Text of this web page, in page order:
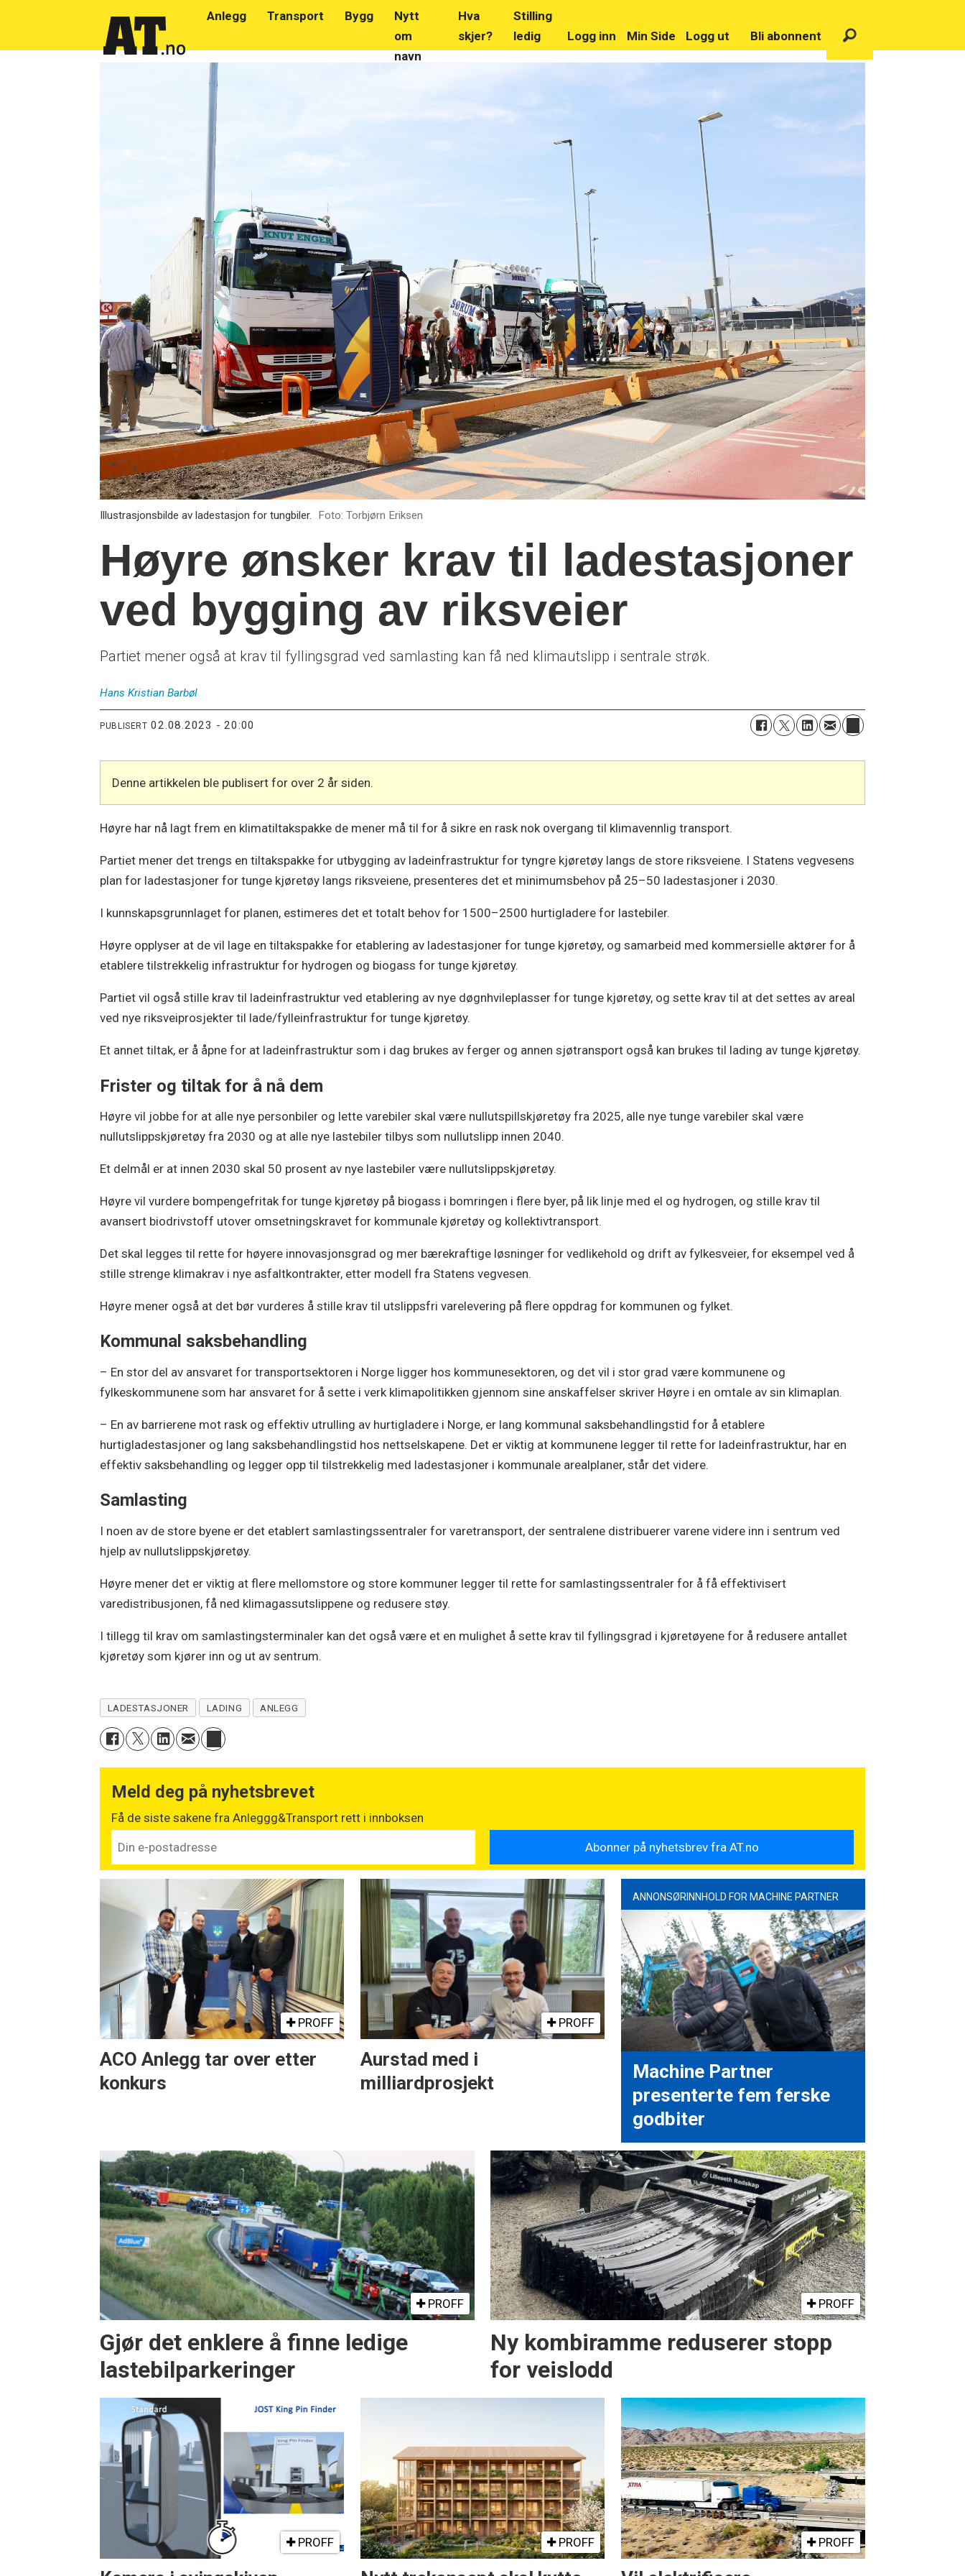
Anlegg Transport Bygg
Nytt
om
navn
Hva
skjer?
Stilling
ledig
Logg inn Min Side Logg ut Bli abonnent
Illustrasjonsbilde av ladestasjon for tungbiler. Foto: Torbjørn Eriksen
Høyre ønsker krav til ladestasjoner
ved bygging av riksveier
Partiet mener også at krav til fyllingsgrad ved samlasting kan få ned klimautslipp i sentrale strøk.
Hans Kristian Barbøl
PUBLISERT 02.08.2023 - 20:00
Denne artikkelen ble publisert for over 2 år siden.
Høyre har nå lagt frem en klimatiltakspakke de mener må til for å sikre en rask nok overgang til klimavennlig transport.
Partiet mener det trengs en tiltakspakke for utbygging av ladeinfrastruktur for tyngre kjøretøy langs de store riksveiene. I Statens vegvesens
plan for ladestasjoner for tunge kjøretøy langs riksveiene, presenteres det et minimumsbehov på 25–50 ladestasjoner i 2030.
I kunnskapsgrunnlaget for planen, estimeres det et totalt behov for 1500–2500 hurtigladere for lastebiler.
Høyre opplyser at de vil lage en tiltakspakke for etablering av ladestasjoner for tunge kjøretøy, og samarbeid med kommersielle aktører for å
etablere tilstrekkelig infrastruktur for hydrogen og biogass for tunge kjøretøy.
Partiet vil også stille krav til ladeinfrastruktur ved etablering av nye døgnhvileplasser for tunge kjøretøy, og sette krav til at det settes av areal
ved nye riksveiprosjekter til lade/fylleinfrastruktur for tunge kjøretøy.
Et annet tiltak, er å åpne for at ladeinfrastruktur som i dag brukes av ferger og annen sjøtransport også kan brukes til lading av tunge kjøretøy.
Frister og tiltak for å nå dem
Høyre vil jobbe for at alle nye personbiler og lette varebiler skal være nullutspillskjøretøy fra 2025, alle nye tunge varebiler skal være
nullutslippskjøretøy fra 2030 og at alle nye lastebiler tilbys som nullutslipp innen 2040.
Et delmål er at innen 2030 skal 50 prosent av nye lastebiler være nullutslippskjøretøy.
Høyre vil vurdere bompengefritak for tunge kjøretøy på biogass i bomringen i flere byer, på lik linje med el og hydrogen, og stille krav til
avansert biodrivstoff utover omsetningskravet for kommunale kjøretøy og kollektivtransport.
Det skal legges til rette for høyere innovasjonsgrad og mer bærekraftige løsninger for vedlikehold og drift av fylkesveier, for eksempel ved å
stille strenge klimakrav i nye asfaltkontrakter, etter modell fra Statens vegvesen.
Høyre mener også at det bør vurderes å stille krav til utslippsfri varelevering på flere oppdrag for kommunen og fylket.
Kommunal saksbehandling
– En stor del av ansvaret for transportsektoren i Norge ligger hos kommunesektoren, og det vil i stor grad være kommunene og
fylkeskommunene som har ansvaret for å sette i verk klimapolitikken gjennom sine anskaffelser skriver Høyre i en omtale av sin klimaplan.
– En av barrierene mot rask og effektiv utrulling av hurtigladere i Norge, er lang kommunal saksbehandlingstid for å etablere
hurtigladestasjoner og lang saksbehandlingstid hos nettselskapene. Det er viktig at kommunene legger til rette for ladeinfrastruktur, har en
effektiv saksbehandling og legger opp til tilstrekkelig med ladestasjoner i kommunale arealplaner, står det videre.
Samlasting
I noen av de store byene er det etablert samlastingssentraler for varetransport, der sentralene distribuerer varene videre inn i sentrum ved
hjelp av nullutslippskjøretøy.
Høyre mener det er viktig at flere mellomstore og store kommuner legger til rette for samlastingssentraler for å få effektivisert
varedistribusjonen, få ned klimagassutslippene og redusere støy.
I tillegg til krav om samlastingsterminaler kan det også være et en mulighet å sette krav til fyllingsgrad i kjøretøyene for å redusere antallet
kjøretøy som kjører inn og ut av sentrum.
LADESTASJONER LADING ANLEGG
Meld deg på nyhetsbrevet
Få de siste sakene fra Anleggg&Transport rett i innboksen
PROFF
ACO Anlegg tar over etter
konkurs
PROFF
Aurstad med i
milliardprosjekt
ANNONSØRINNHOLD FOR MACHINE PARTNER
Machine Partner
presenterte fem ferske
godbiter
PROFF
Gjør det enklere å finne ledige
lastebilparkeringer
PROFF
Ny kombiramme reduserer stopp
for veislodd
PROFF PROFF PROFF